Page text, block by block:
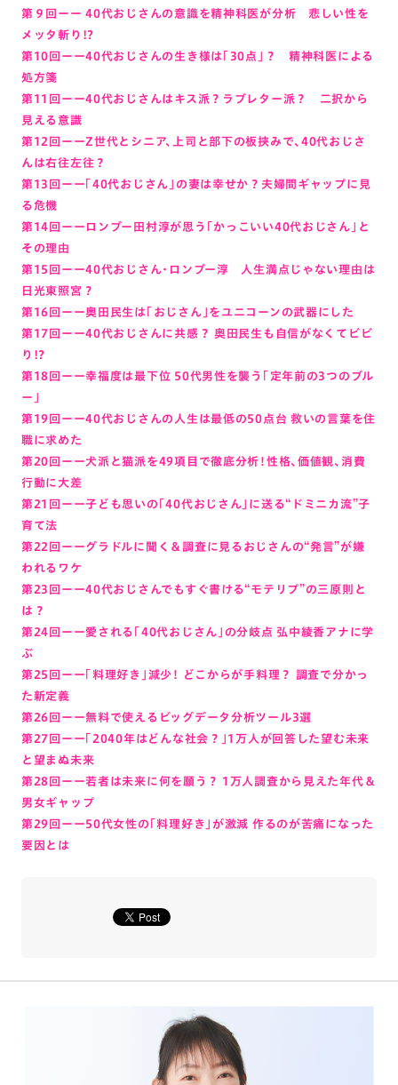
第９回ーー 40代おじさんの意識を精神科医が分析 悲しい性を
メッタ斬り!?
第10回ーー40代おじさんの生き様は「30点」？ 精神科医による
処方箋
第11回ーー40代おじさんはキス派？ラブレター派？ 二択から
見える意識
第12回ーーZ世代とシニア、上司と部下の板挟みで、40代おじさ
んは右往左往？
第13回ーー「40代おじさん」の妻は幸せか？夫婦間ギャップに見
る危機
第14回ーーロンブー田村淳が思う「かっこいい40代おじさん」と
その理由
第15回ーー40代おじさん・ロンブー淳 人生満点じゃない理由は
日光東照宮？
第16回ーー奥田民生は「おじさん」をユニコーンの武器にした
第17回ーー40代おじさんに共感？ 奥田民生も自信がなくてビビ
り!?
第18回ーー幸福度は最下位 50代男性を襲う「定年前の3つのブル
ー」
第19回ーー40代おじさんの人生は最低の50点台 救いの言葉を住
職に求めた
第20回ーー犬派と猫派を49項目で徹底分析！性格、価値観、消費
行動に大差
第21回ーー子ども思いの「40代おじさん」に送る“ドミニカ流”子
育て法
第22回ーーグラドルに聞く＆調査に見るおじさんの“発言”が嫌
われるワケ
第23回ーー40代おじさんでもすぐ書ける“モテリプ”の三原則と
は？
第24回ーー愛される「40代おじさん」の分岐点 弘中綾香アナに学
ぶ
第25回ーー「料理好き」減少！ どこからが手料理？ 調査で分かっ
た新定義
第26回ーー無料で使えるビッグデータ分析ツール3選
第27回ーー「2040年はどんな社会？」1万人が回答した望む未来
と望まぬ未来
第28回ーー若者は未来に何を願う？ 1万人調査から見えた年代＆
男女ギャップ
第29回ーー50代女性の「料理好き」が激減 作るのが苦痛になった
要因とは